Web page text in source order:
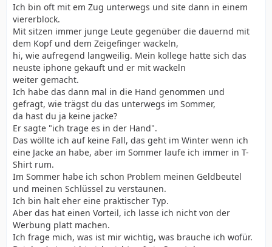
Ich bin oft mit em Zug unterwegs und site dann in einem
viererblock.
Mit sitzen immer junge Leute gegenüber die dauernd mit
dem Kopf und dem Zeigefinger wackeln,
hi, wie aufregend langweilig. Mein kollege hatte sich das
neuste iphone gekauft und er mit wackeln
weiter gemacht.
Ich habe das dann mal in die Hand genommen und
gefragt, wie trägst du das unterwegs im Sommer,
da hast du ja keine jacke?
Er sagte "ich trage es in der Hand".
Das wöllte ich auf keine Fall, das geht im Winter wenn ich
eine Jacke an habe, aber im Sommer laufe ich immer in T-
Shirt rum.
Im Sommer habe ich schon Problem meinen Geldbeutel
und meinen Schlüssel zu verstaunen.
Ich bin halt eher eine praktischer Typ.
Aber das hat einen Vorteil, ich lasse ich nicht von der
Werbung platt machen.
Ich frage mich, was ist mir wichtig, was brauche ich wofür.